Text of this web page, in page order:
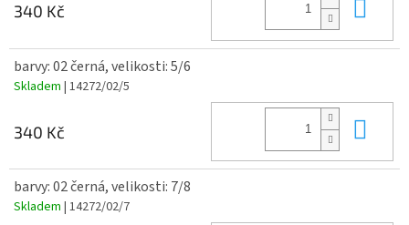
340 Kč
barvy: 02 černá, velikosti: 5/6
Skladem | 14272/02/5
340 Kč
barvy: 02 černá, velikosti: 7/8
Skladem | 14272/02/7